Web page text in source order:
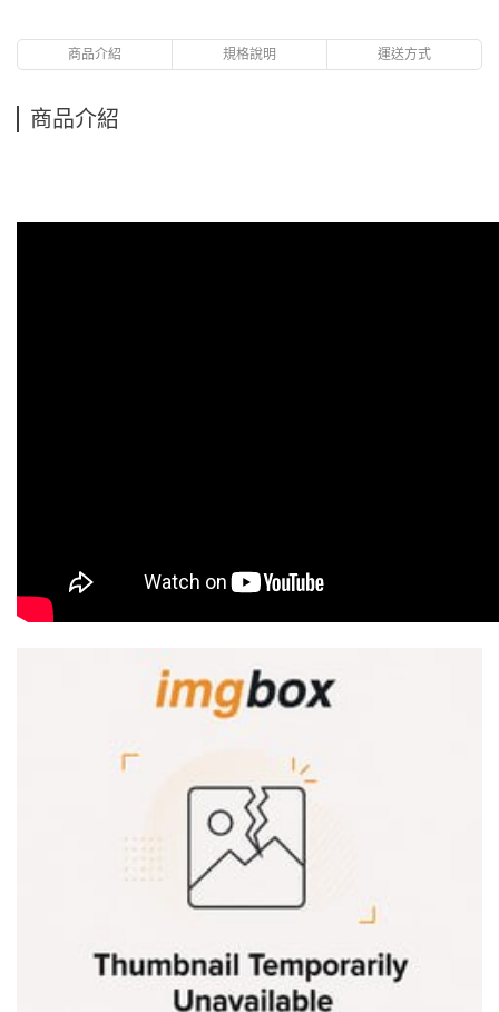
商品介紹 規格說明 運送方式
商品介紹